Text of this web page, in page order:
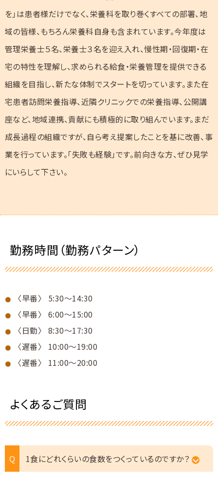
を」は患者様だけでなく、栄養科を取り巻くすべての部署、地
域の皆様、もちろん栄養科自身も含まれています。今年度は
管理栄養士５名、栄養士３名を迎え入れ、慢性期・回復期・在
宅の特性を理解し、求められる給食・栄養管理を提供できる
組織を目指し、新たな体制でスタートを切っています。また在
宅患者訪問栄養指導、近隣クリニックでの栄養指導、公開講
座など、地域連携、貢献にも積極的に取り組んでいます。まだ
成長過程の組織ですが、自ら考え提案したことを基に改善、事
業を行っています。「失敗も経験」です。前向きな方、ぜひ見学
にいらして下さい。
勤務時間（勤務パターン）
〈早番〉 5:30～14:30
〈早番〉 6:00～15:00
〈日勤〉 8:30～17:30
〈遅番〉 10:00～19:00
〈遅番〉 11:00～20:00
よくあるご質問
1食にどれくらいの食数をつくっているのですか？